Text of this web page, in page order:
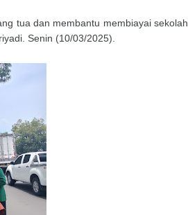
tua dan membantu membiayai sekolah
Senin (10/03/2025).